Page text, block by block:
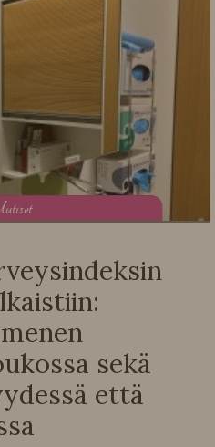
utiset
sekä
että